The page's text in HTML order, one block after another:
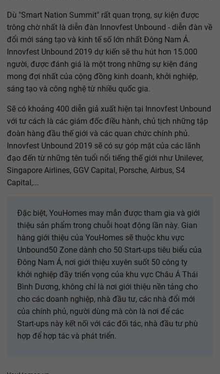
Dù "Smart Nation Summit" rất quan trọng, sự kiện được
trông chờ nhất là diễn đàn Innovfest Unbound - diễn đàn về
đổi mới sáng tạo và kinh tế số lớn nhất Đông Nam Á.
Innovfest Unbound 2019 dự kiến sẽ thu hút hơn 15.000
người, được đánh giá là một trong những sự kiện đáng
mong đợi nhất của cộng đồng kinh doanh, khởi nghiệp,
sáng tạo và công nghệ từ nhiều quốc gia.
Sẽ có khoảng 400 diễn giả xuất hiện tại Innovfest Unbound
với tư cách là các giám đốc điều hành, chủ tịch những tập
đoàn hàng đầu thế giới và các quan chức chính phủ.
Innovfest Unbound 2019 sẽ có sự góp mặt của các lãnh
đạo đến từ những tên tuổi nổi tiếng thế giới như Unilever,
Singapore Airlines, GGV Capital, Porsche, Airbus, S4
Capital,...
Đặc biệt, YouHomes may mắn được tham gia và giới
thiệu sản phẩm trong chuỗi hoạt động lần này. Gian
hàng giới thiệu của YouHomes sẽ thuộc khu vực
Unbound50 Zone dành cho 50 Start-ups tiêu biểu của
Đông Nam Á, nơi giới thiệu xuyên suốt 50 công ty
khởi nghiệp đầy triển vọng của khu vực Châu Á Thái
Bình Dương, không chỉ là nơi giới thiệu nền tảng cho
cho các doanh nghiệp, nhà đầu tư, các nhà đổi mới
của chính phủ, người dùng mà còn là nơi để các
Start-ups này kết nối với các đối tác, nhà đầu tư phù
hợp để hợp tác và phát triển.